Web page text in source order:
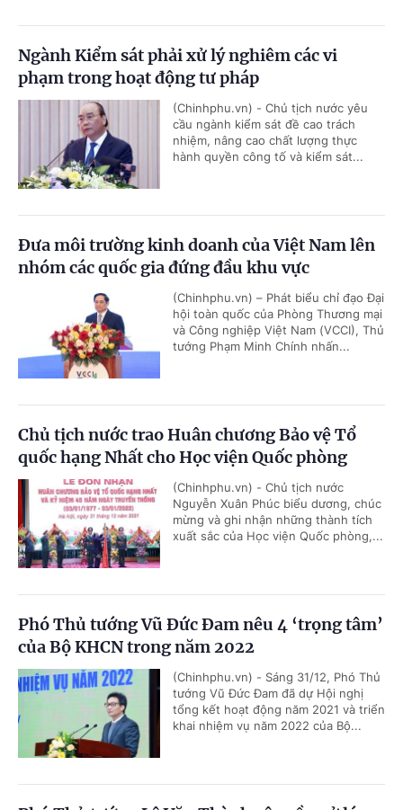
Ngành Kiểm sát phải xử lý nghiêm các vi
phạm trong hoạt động tư pháp
(Chinhphu.vn) - Chủ tịch nước yêu
cầu ngành kiểm sát đề cao trách
nhiệm, nâng cao chất lượng thực
hành quyền công tố và kiểm sát...
Đưa môi trường kinh doanh của Việt Nam lên
nhóm các quốc gia đứng đầu khu vực
(Chinhphu.vn) – Phát biểu chỉ đạo Đại
hội toàn quốc của Phòng Thương mại
và Công nghiệp Việt Nam (VCCI), Thủ
tướng Phạm Minh Chính nhấn...
Chủ tịch nước trao Huân chương Bảo vệ Tổ
quốc hạng Nhất cho Học viện Quốc phòng
(Chinhphu.vn) - Chủ tịch nước
Nguyễn Xuân Phúc biểu dương, chúc
mừng và ghi nhận những thành tích
xuất sắc của Học viện Quốc phòng,...
Phó Thủ tướng Vũ Đức Đam nêu 4 ‘trọng tâm’
của Bộ KHCN trong năm 2022
(Chinhphu.vn) - Sáng 31/12, Phó Thủ
tướng Vũ Đức Đam đã dự Hội nghị
tổng kết hoạt động năm 2021 và triển
khai nhiệm vụ năm 2022 của Bộ...